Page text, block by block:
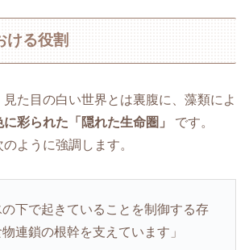
ける役割
た目の白い世界とは裏腹に、藻類によ
彩られた「隠れた生命圏」
です。
ように強調します。
の下で起きていることを制御する存
連鎖の根幹を支えています」